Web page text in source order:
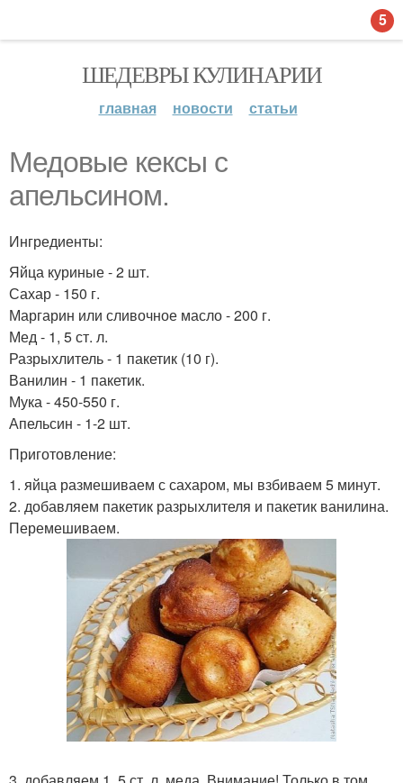
ШЕДЕВРЫ КУЛИНАРИИ
главная новости статьи
Медовые кексы с
апельсином.
Ингредиенты:
Яйца куриные - 2 шт.
Сахар - 150 г.
Маргарин или сливочное масло - 200 г.
Мед - 1, 5 ст. л.
Разрыхлитель - 1 пакетик (10 г).
Ванилин - 1 пакетик.
Мука - 450-550 г.
Апельсин - 1-2 шт.
Приготовление:
1. яйца размешиваем с сахаром, мы взбиваем 5 минут.
2. добавляем пакетик разрыхлителя и пакетик ванилина.
Перемешиваем.
5